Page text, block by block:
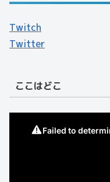
Twitch
Twitter
ここはどこ